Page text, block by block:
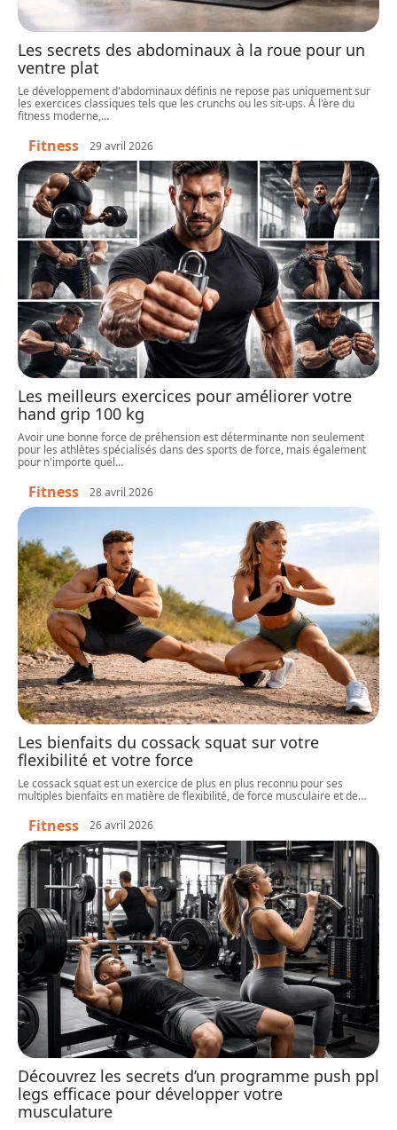
Les secrets des abdominaux à la roue pour un
ventre plat
Le développement d'abdominaux définis ne repose pas uniquement sur
les exercices classiques tels que les crunchs ou les sit-ups. À l'ère du
fitness moderne,…
Fitness 29 avril 2026
Les meilleurs exercices pour améliorer votre
hand grip 100 kg
Avoir une bonne force de préhension est déterminante non seulement
pour les athlètes spécialisés dans des sports de force, mais également
pour n'importe quel…
Fitness 28 avril 2026
Les bienfaits du cossack squat sur votre
flexibilité et votre force
Le cossack squat est un exercice de plus en plus reconnu pour ses
multiples bienfaits en matière de flexibilité, de force musculaire et de…
Fitness 26 avril 2026
Découvrez les secrets d’un programme push ppl
legs efficace pour développer votre
musculature